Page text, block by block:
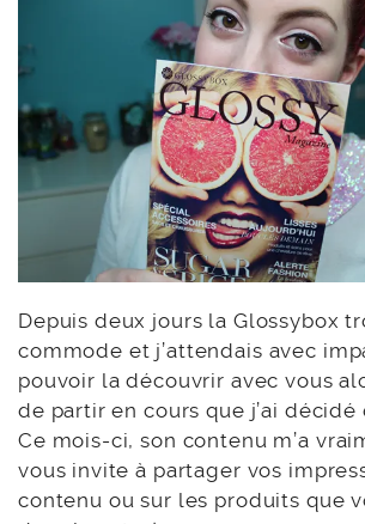
Depuis deux jours la Glossybox
commode et j’attendais avec
pouvoir la découvrir avec vous
de partir en cours que j’ai décidé
Ce mois-ci, son contenu m’a
vous invite à partager vos
contenu ou sur les produits que